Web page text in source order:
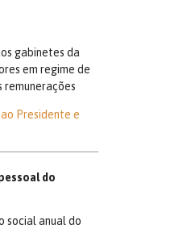
gabinetes da
em regime de
remunerações
Presidente e
do
social anual do